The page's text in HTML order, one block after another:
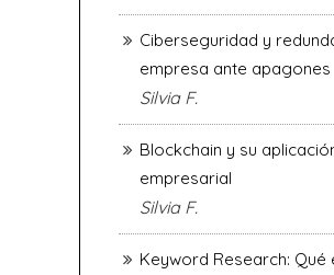
Ciberseguridad y
empresa ante apagones
Silvia F.
Blockchain y su
empresarial
Silvia F.
Keyword Research: Qué